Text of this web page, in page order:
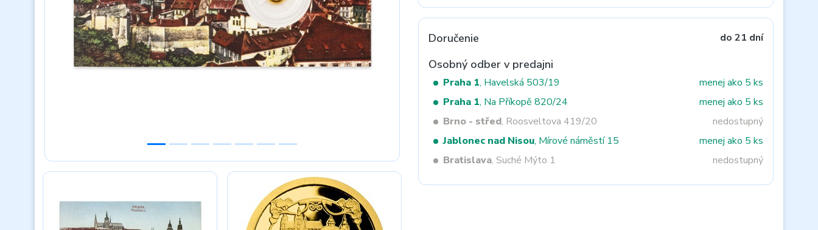
Doručenie do 21 dní
Osobný odber v predajni
Praha 1, Havelská 503/19
menej ako 5 ks
Praha 1, Na Příkopě 820/24
menej ako 5 ks
Brno - střed, Roosveltova 419/20
nedostupný
Jablonec nad Nisou, Mírové náměstí 15
menej ako 5 ks
Bratislava, Suché Mýto 1 nedostupný